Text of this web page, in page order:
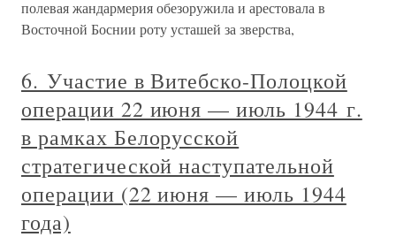
полевая жандармерия обезоружила и арестовала в
Восточной Боснии роту усташей за зверства,
6. Участие в Витебско-Полоцкой
операции 22 июня — июль 1944 г.
в рамках Белорусской
стратегической наступательной
операции (22 июня — июль 1944
года)